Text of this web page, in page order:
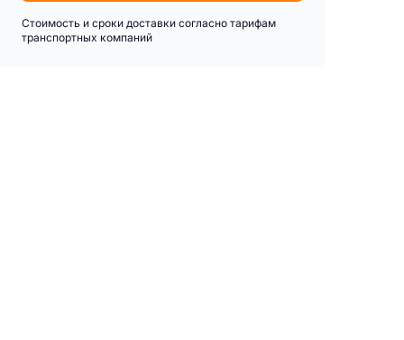
Стоимость и сроки доставки согласно тарифам
транспортных компаний